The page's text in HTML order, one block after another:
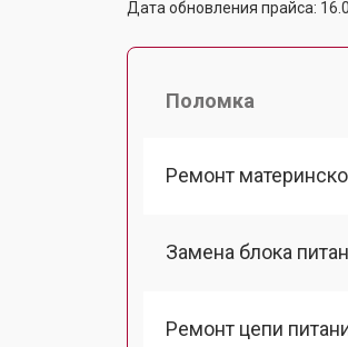
Дата обновления прайса:
Поломка
Ремонт
Замена блока
Ремонт цепи